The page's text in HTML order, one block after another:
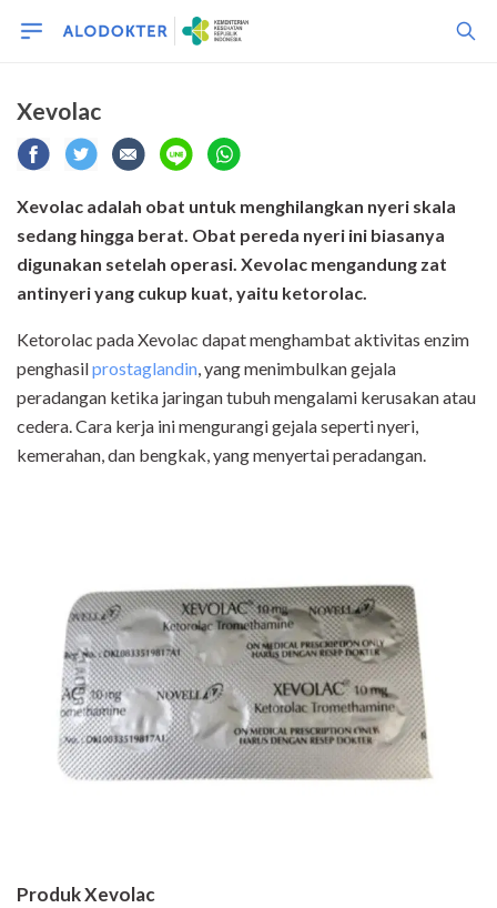
Xevolac
Xevolac adalah obat untuk menghilangkan nyeri skala
sedang hingga berat. Obat pereda nyeri ini biasanya
digunakan setelah operasi. Xevolac mengandung zat
antinyeri yang cukup kuat, yaitu ketorolac.
Ketorolac pada Xevolac dapat menghambat aktivitas enzim
penghasilprostaglandin, yang menimbulkan gejala
peradangan ketika jaringan tubuh mengalami kerusakan atau
cedera. Cara kerja ini mengurangi gejala seperti nyeri,
kemerahan, dan bengkak, yang menyertai peradangan.
Produk Xevolac